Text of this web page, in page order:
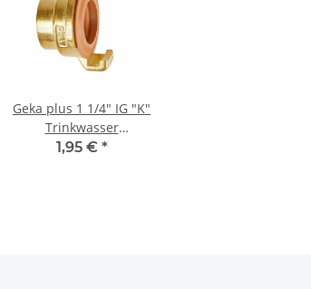
Geka plus 1 1/4" IG "K"
Trinkwasser
Schnellkupplung
1,95 € *